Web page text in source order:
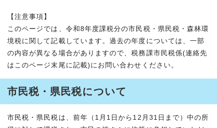
【注意事項】
このページでは、令和8年度課税分の市民税・県民税・森林環
境税に関して記載しています。過去の年度については、一部
の内容が異なる場合がありますので、税務課市民税係(連絡先
はこのページ末尾に記載)にお問い合わせください。
市民税・県民税について
市民税・県民税は、前年（1月1日から12月31日まで）中の所